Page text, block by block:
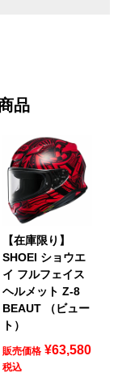
品
【在庫限り】
SHOEI ショウエ
イ フルフェイス
ヘルメット Z-8
BEAUT （ビュー
ト）
販売価格 ¥63,580
税込